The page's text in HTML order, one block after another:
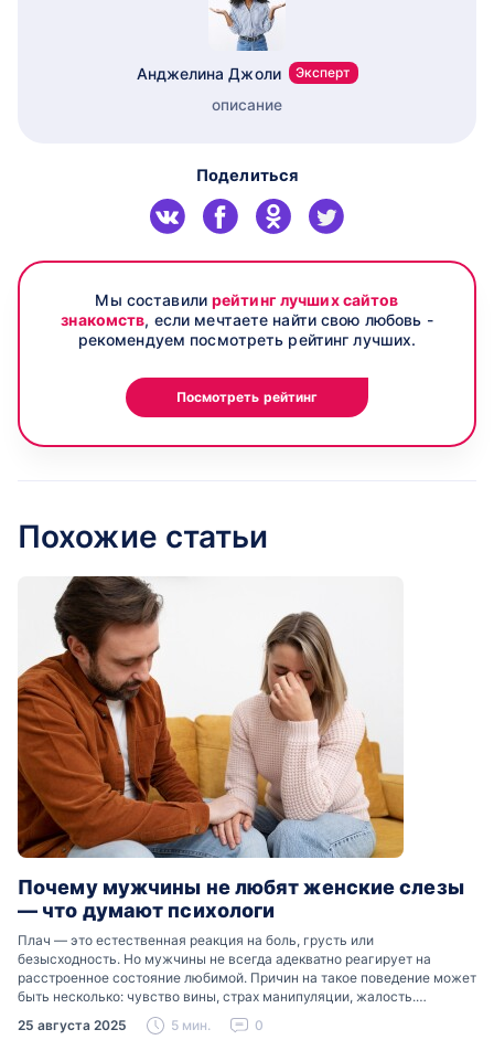
Анджелина Джоли Эксперт
описание
Поделиться
Мы составилирейтинг лучших сайтов
знакомств, если мечтаете найти свою любовь -
рекомендуем посмотреть рейтинг лучших.
Посмотреть рейтинг
Похожие статьи
Почему мужчины не любят женские слезы
— что думают психологи
Плач — это естественная реакция на боль, грусть или
безысходность. Но мужчины не всегда адекватно реагирует на
расстроенное состояние любимой. Причин на такое поведение может
быть несколько: чувство вины, страх манипуляции, жалость.
Разобраться, почему мужчины боятся женских слез, помогут советы
психологов…
25 августа 2025 5 мин. 0